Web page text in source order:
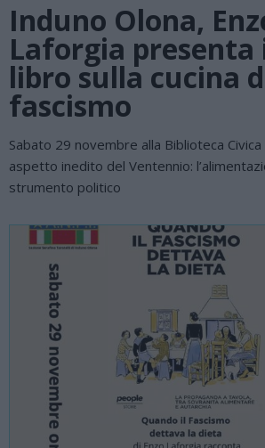
Induno Olona,
Laforgia presenta
libro sulla cucina
fascismo
Sabato 29 novembre alla Biblioteca
aspetto inedito del Ventennio:
strumento politico